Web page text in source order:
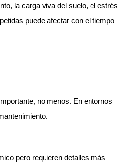
la carga viva del suelo, el estrés
puede afectar con el tiempo
no menos. En entornos
pero requieren detalles más